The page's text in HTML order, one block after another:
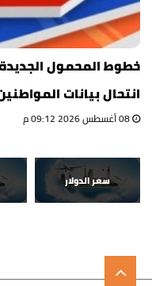
خطوط المحمول
انتحال بيانات
سعر الدولار